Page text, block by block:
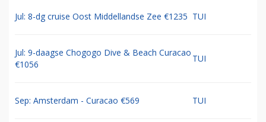
Jul: 8-dg cruise Oost Middellandse Zee €1235 TUI
Jul: 9-daagse Chogogo Dive & Beach Curacao
€1056
TUI
Sep: Amsterdam - Curacao €569 TUI